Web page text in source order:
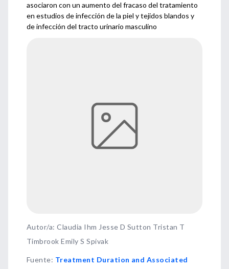
asociaron con un aumento del fracaso del tratamiento
en estudios de infección de la piel y tejidos blandos y
de infección del tracto urinario masculino
Autor/a: Claudia Ihm Jesse D Sutton Tristan T
Timbrook Emily S Spivak
Fuente: Treatment Duration and Associated